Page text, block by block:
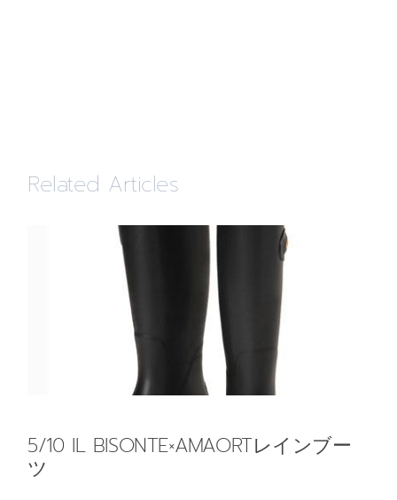
Related Articles
5/10 IL BISONTE×AMAORTレインブー
ツ